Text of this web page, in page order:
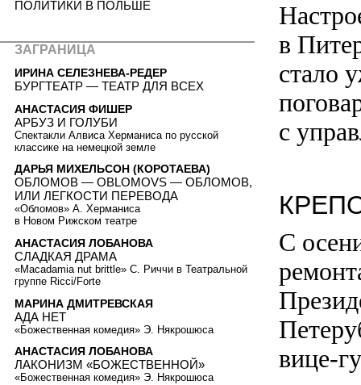
в
стало
с
С
вице-
ПОЛИТИКИ В ПОЛЬШЕ
ЗАГРАНИЦА
ИРИНА СЕЛЕЗНЕВА-РЕДЕР
БУРГТЕАТР — ТЕАТР ДЛЯ ВСЕХ
АНАСТАСИЯ ФИШЕР
АРБУЗ И ГОЛУБИ
Спектакли Алвиса Херманиса по русской
классике на немецкой земле
ДАРЬЯ МИХЕЛЬСОН (КОРОТАЕВА)
ОБЛОМОВ — OBLOMOVS — ОБЛОМОВ,
ИЛИ ЛЕГКОСТИ ПЕРЕВОДА
«Обломов» А. Херманиса
в Новом Рижском театре
АНАСТАСИЯ ЛОБАНОВА
СЛАДКАЯ ДРАМА
«Macadamia nut brittle» С. Риччи в Театральной
группе Ricci/Forte
МАРИНА ДМИТРЕВСКАЯ
АДА НЕТ
«Божественная комедия» Э. Някрошюса
АНАСТАСИЯ ЛОБАНОВА
ЛАКОНИЗМ «БОЖЕСТВЕННОЙ»
«Божественная комедия» Э. Някрошюса